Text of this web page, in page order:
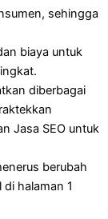
sehingga
biaya untuk
diberbagai
Jasa SEO untuk
berubah
halaman 1